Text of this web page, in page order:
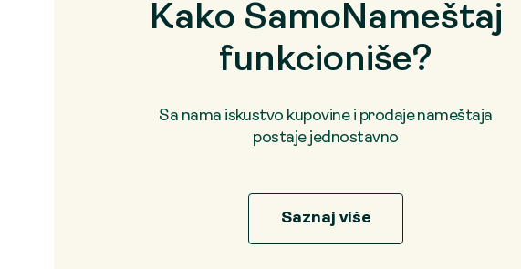
Kako SamoNameštaj
funkcioniše?
Sa nama iskustvo kupovine i prodaje nameštaja
postaje jednostavno
Saznaj više